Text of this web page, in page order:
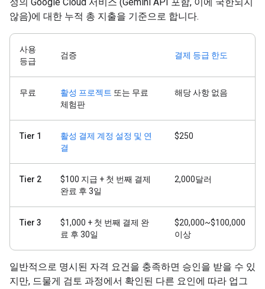
않음)에 대한 누적 총 지출을 기준으로 합니다.
사용
등급
검증 결제 등급 한도
무료 활성 프로젝트 또는 무료
체험판
해당 사항 없음
Tier 1
활성 결제 계정 설정 및 연
결
$250
Tier 2
$100 지급 + 첫 번째 결제
완료 후 3일
2,000달러
Tier 3
$1,000 + 첫 번째 결제 완
료 후 30일
$20,000~$100,000
이상
일반적으로 명시된 자격 요건을 충족하면 승인을 받을 수 있
지만, 드물게 검토 과정에서 확인된 다른 요인에 따라 업그